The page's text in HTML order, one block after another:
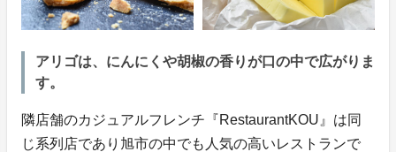
アリゴは、にんにくや胡椒の香りが口の中で広がりま
す。
隣店舗のカジュアルフレンチ『RestaurantKOU』は同
じ系列店であり旭市の中でも人気の高いレストランで